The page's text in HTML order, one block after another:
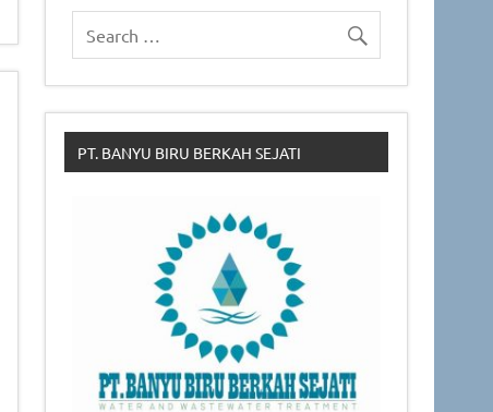
PT. BANYU BIRU BERKAH SEJATI